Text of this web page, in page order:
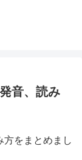
音、読み
方をまとめまし